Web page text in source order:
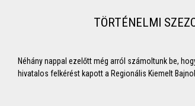
TÖRTÉNELMI
Néhány nappal ezelőtt még arról számoltunk be,
hivatalos felkérést kapott a Regionális Kiemelt